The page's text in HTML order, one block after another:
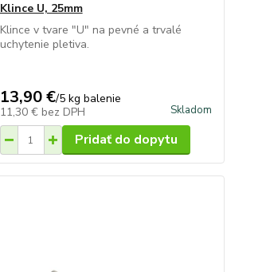
Klince U, 25mm
Klince v tvare "U" na pevné a trvalé
uchytenie pletiva.
13,90 €/5 kg balenie
11,30 € bez DPH Skladom
Pridať do dopytu